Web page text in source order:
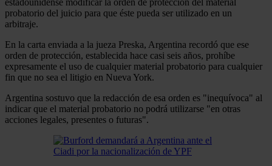
estadounidense modificar la orden de protección del material
probatorio del juicio para que éste pueda ser utilizado en un
arbitraje.
En la carta enviada a la jueza Preska, Argentina recordó que ese
orden de protección, establecida hace casi seis años, prohíbe
expresamente el uso de cualquier material probatorio para cualquier
fin que no sea el litigio en Nueva York.
Argentina sostuvo que la redacción de esa orden es "inequívoca" al
indicar que el material probatorio no podrá utilizarse "en otras
acciones legales, presentes o futuras".